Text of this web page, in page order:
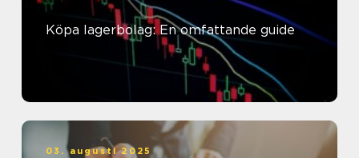
Köpa lagerbolag: En omfattande guide
03. augusti 2025